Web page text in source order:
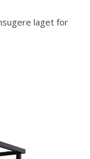
laget for